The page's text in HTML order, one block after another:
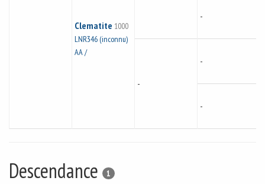
Clematite 1000
LNR346 (inconnu)
AA /
-
-
-
-
Descendance 1